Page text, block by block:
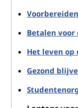
Betalen
Het leven op
Gezond